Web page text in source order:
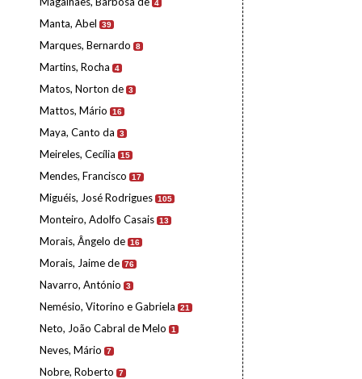
4
Manta, Abel 39
Marques, Bernardo 8
Martins, Rocha 4
Matos, Norton de 3
Mattos, Mário 16
Maya, Canto da 3
Meireles, Cecília 15
Mendes, Francisco 17
Miguéis, José Rodrigues 105
Monteiro, Adolfo Casais 13
Morais, Ângelo de 16
Morais, Jaime de 76
Navarro, António 3
Nemésio, Vitorino e Gabriela 21
Neto, João Cabral de Melo 1
Neves, Mário 7
Nobre, Roberto 7